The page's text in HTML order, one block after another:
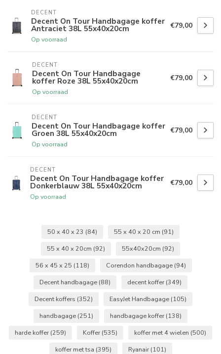
DECENT
Decent On Tour Handbagage koffer
Antraciet 38L 55x40x20cm
Op voorraad
€79,00
DECENT
Decent On Tour Handbagage
koffer Roze 38L 55x40x20cm
Op voorraad
€79,00
DECENT
Decent On Tour Handbagage koffer
Groen 38L 55x40x20cm
Op voorraad
€79,00
DECENT
Decent On Tour Handbagage koffer
Donkerblauw 38L 55x40x20cm
Op voorraad
€79,00
50 x 40 x 23 (84) 55 x 40 x 20 cm (91)
55 x 40 x 20cm (92) 55x40x20cm (92)
56 x 45 x 25 (118) Corendon handbagage (94)
Decent handbagage (88) decent koffer (349)
Decent koffers (352) EasyJet Handbagage (105)
handbagage (251) handbagage koffer (138)
harde koffer (259) Koffer (535) koffer met 4 wielen (500)
koffer met tsa (395) Ryanair (101)